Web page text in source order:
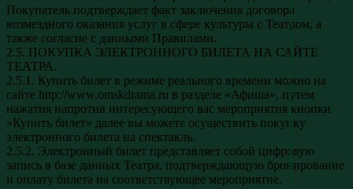
Покупатель подтверждает факт заключения договора
возмездного оказания услуг в сфере культуры с Театром, а
также согласие с данными Правилами.
2.5. ПОКУПКА ЭЛЕКТРОННОГО БИЛЕТА НА САЙТЕ
ТЕАТРА.
2.5.1. Купить билет в режиме реального времени можно на
сайте http://www.omskdrama.ru в разделе «Афиша», путем
нажатия напротив интересующего вас мероприятия кнопки
«Купить билет» далее вы можете осуществить покупку
электронного билета на спектакль.
2.5.2. Электронный билет представляет собой цифровую
запись в базе данных Театра, подтверждающую бронирование
и оплату билета на соответствующее мероприятие.